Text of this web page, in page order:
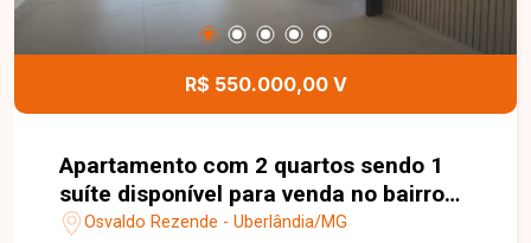
R$ 550.000,00 V
Apartamento com 2 quartos sendo 1
suíte disponível para venda no bairro
Osvaldo Rezende em Uberlândia-MG
Osvaldo Rezende - Uberlândia/MG